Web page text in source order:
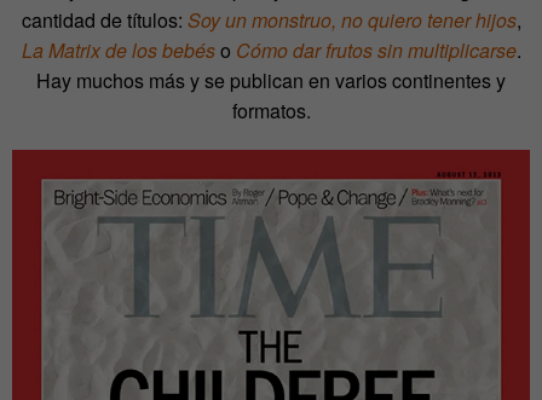
cantidad de títulos: Soy un monstruo, no quiero tener hijos,
La Matrix de los bebéso Cómo dar frutos sin multiplicarse.
Hay muchos más y se publican en varios continentes y
formatos.